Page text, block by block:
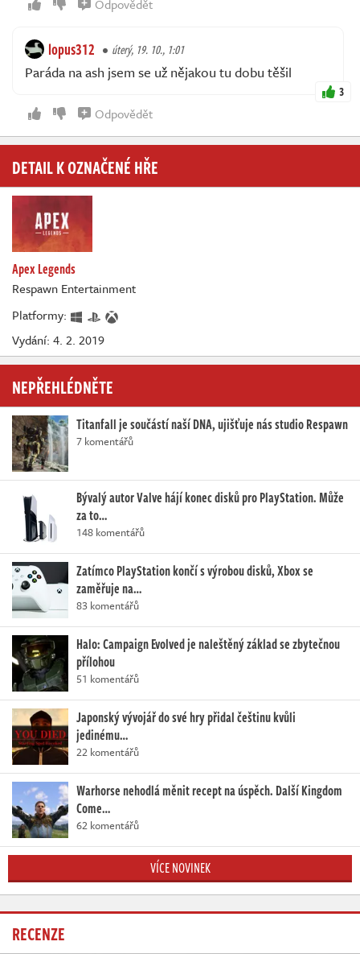
Odpovědět
lopus312 úterý, 19. 10., 1:01
Paráda na ash jsem se už nějakou tu dobu těšil
3
Odpovědět
DETAIL K OZNAČENÉ HŘE
Apex Legends
Respawn Entertainment
Platformy:
Vydání: 4. 2. 2019
NEPŘEHLÉDNĚTE
Titanfall je součástí naší DNA, ujišťuje nás studio Respawn
7 komentářů
Bývalý autor Valve hájí konec disků pro PlayStation. Může
za to…
148 komentářů
Zatímco PlayStation končí s výrobou disků, Xbox se
zaměřuje na…
83 komentářů
Halo: Campaign Evolved je naleštěný základ se zbytečnou
přílohou
51 komentářů
Japonský vývojář do své hry přidal češtinu kvůli
jedinému…
22 komentářů
Warhorse nehodlá měnit recept na úspěch. Další Kingdom
Come…
62 komentářů
VÍCE NOVINEK
RECENZE